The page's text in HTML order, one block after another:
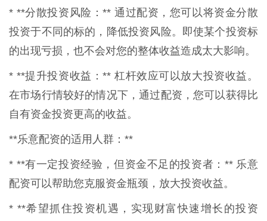
* **分散投资风险：** 通过配资，您可以将资金分散
投资于不同的标的，降低投资风险。即使某个投资标
的出现亏损，也不会对您的整体收益造成太大影响。
* **提升投资收益：** 杠杆效应可以放大投资收益。
在市场行情较好的情况下，通过配资，您可以获得比
自有资金投资更高的收益。
**乐意配资的适用人群：**
* **有一定投资经验，但资金不足的投资者：** 乐意
配资可以帮助您克服资金瓶颈，放大投资收益。
* **希望抓住投资机遇，实现财富快速增长的投资